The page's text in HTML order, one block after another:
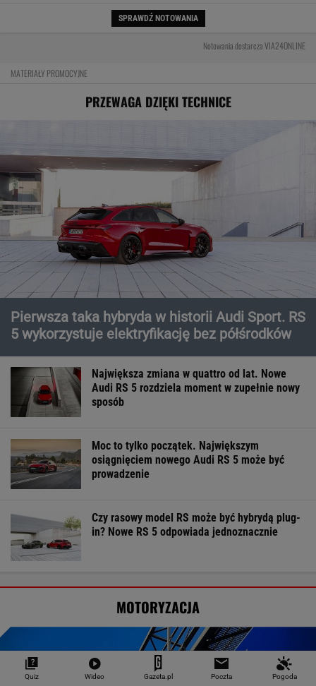
SPRAWDŹ NOTOWANIA
Notowania dostarcza VIA24ONLINE
MATERIAŁY PROMOCYJNE
PRZEWAGA DZIĘKI TECHNICE
Pierwsza taka hybryda w historii Audi Sport. RS
5 wykorzystuje elektryfikację bez półśrodków
Największa zmiana w quattro od lat. Nowe
Audi RS 5 rozdziela moment w zupełnie nowy
sposób
Moc to tylko początek. Największym
osiągnięciem nowego Audi RS 5 może być
prowadzenie
Czy rasowy model RS może być hybrydą plug-
in? Nowe RS 5 odpowiada jednoznacznie
MOTORYZACJA
Quiz Wideo Gazeta.pl Poczta Pogoda